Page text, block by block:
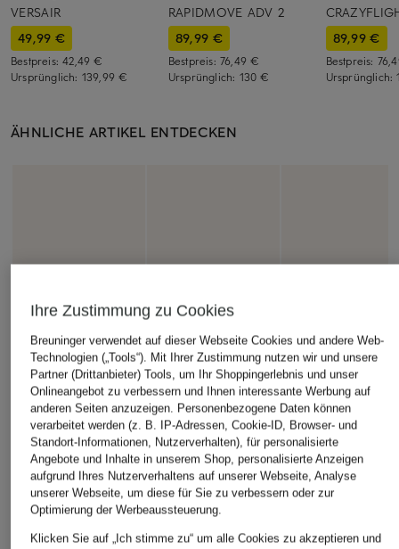
VERSAIR
49,99 €
Bestpreis:42,49 €
Ursprünglich: 139,99 €
RAPIDMOVE ADV 2
89,99 €
Bestpreis: 76,49 €
Ursprünglich: 130 €
89,99 €
Bestpreis:
Ursprünglich:
ÄHNLICHE ARTIKEL ENTDECKEN
Ihre Zustimmung zu Cookies
Breuninger verwendet auf dieser Webseite Cookies und andere Web-
Technologien („Tools“). Mit Ihrer Zustimmung nutzen wir und unsere
Partner (Drittanbieter) Tools, um Ihr Shoppingerlebnis und unser
Onlineangebot zu verbessern und Ihnen interessante Werbung auf
anderen Seiten anzuzeigen. Personenbezogene Daten können
verarbeitet werden (z. B. IP-Adressen, Cookie-ID, Browser- und
Standort-Informationen, Nutzerverhalten), für personalisierte
Angebote und Inhalte in unserem Shop, personalisierte Anzeigen
aufgrund Ihres Nutzerverhaltens auf unserer Webseite, Analyse
unserer Webseite, um diese für Sie zu verbessern oder zur
Optimierung der Werbeaussteuerung.
Klicken Sie auf „Ich stimme zu“ um alle Cookies zu akzeptieren und